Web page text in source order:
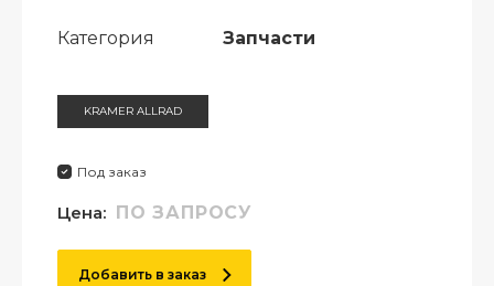
Категория Запчасти
KRAMER ALLRAD
Под заказ
Цена: ПО ЗАПРОСУ
Добавить в заказ